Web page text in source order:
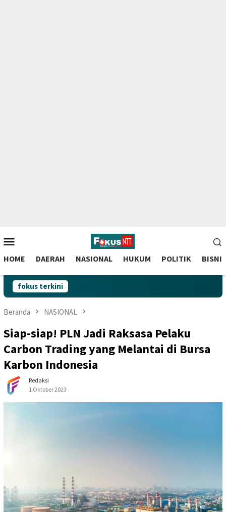
to
contentMobile
HOME DAERAH NASIONAL HUKUM POLITIK BISNIS
fokus terkini
Beranda NASIONAL
Siap-siap! PLN Jadi Raksasa Pelaku
Carbon Trading yang Melantai di Bursa
Karbon Indonesia
Redaksi
1 Oktober 2023